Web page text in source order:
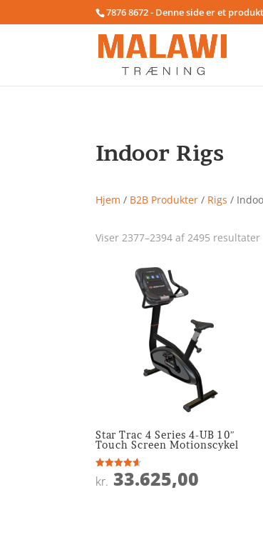
7876 8672 - Denne side er et
Indoor Rigs
Hjem / B2B Produkter / Rigs /
Viser 2377–2394 af 2495 resultater
Star Trac 4 Series 4-UB 10″
Touch Screen Motionscykel
Vurderet
4.6
kr. 33.625,00